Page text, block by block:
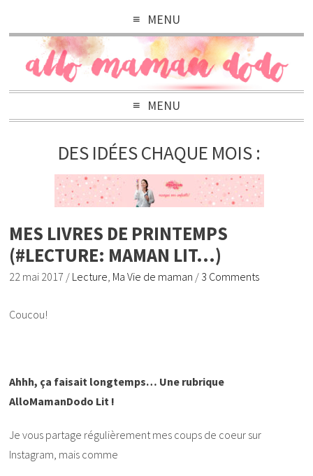
MENU
MENU
DES IDÉES CHAQUE MOIS :
MES LIVRES DE PRINTEMPS
(#LECTURE: MAMAN LIT…)
22 mai 2017 / Lecture Ma Vie de maman / 3 Comments
Coucou!
Ahhh, ça faisait longtemps… Une rubrique
AlloMamanDodo Lit !
Je vous partage régulièrement mes coups de coeur sur
Instagram, mais comme